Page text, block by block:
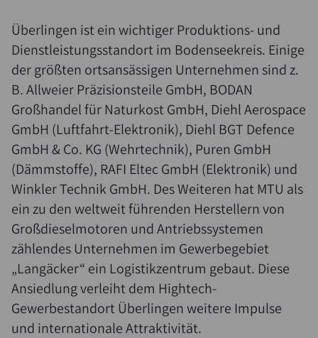
Überlingen ist ein wichtiger Produktions- und
Dienstleistungsstandort im Bodenseekreis. Einige
der größten ortsansässigen Unternehmen sind z.
B. Allweier Präzisionsteile GmbH, BODAN
Großhandel für Naturkost GmbH, Diehl Aerospace
GmbH (Luftfahrt-Elektronik), Diehl BGT Defence
GmbH & Co. KG (Wehrtechnik), Puren GmbH
(Dämmstoffe), RAFI Eltec GmbH (Elektronik) und
Winkler Technik GmbH. Des Weiteren hat MTU als
ein zu den weltweit führenden Herstellern von
Großdieselmotoren und Antriebssystemen
zählendes Unternehmen im Gewerbegebiet
„Langäcker“ ein Logistikzentrum gebaut. Diese
Ansiedlung verleiht dem Hightech-
Gewerbestandort Überlingen weitere Impulse
und internationale Attraktivität.